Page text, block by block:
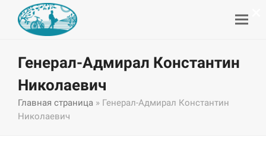
Генерал-Адмирал Константин
Николаевич
Главная страница » Генерал-Адмирал Константин
Николаевич